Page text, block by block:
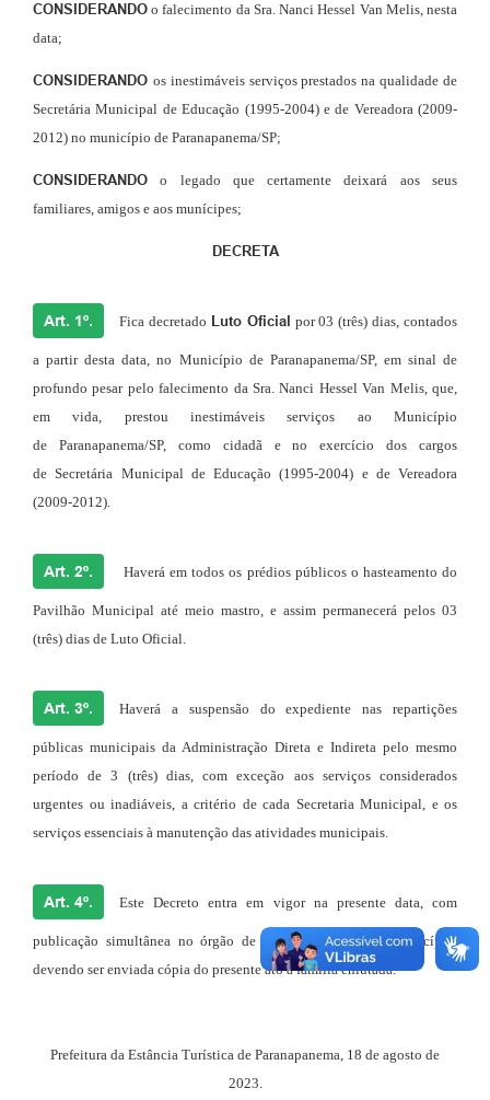
CONSIDERANDO o falecimento da Sra. Nanci Hessel Van Melis, nesta
data;
CONSIDERANDO os inestimáveis serviços prestados na qualidade de
Secretária Municipal de Educação (1995-2004) e de Vereadora (2009-
2012) no município de Paranapanema/SP;
CONSIDERANDO
o legado que certamente deixará aos seus
familiares, amigos e aos munícipes;
DECRETA
Art. 1º. Fica decretado Luto Oficial por 03 (três) dias, contados
a partir desta data, no Município de Paranapanema/SP, em sinal de
profundo pesar pelo falecimento daSra.Nanci Hessel Van Melis, que,
em vida, prestou inestimáveis serviços ao Município
de
Paranapanema/SP, como cidadã e no exercício dos cargos
de Secretária Municipal de Educação (1995-2004) e de Vereadora
(2009-2012).
Art. 2º. Haverá em todos os prédios públicos o hasteamento do
Pavilhão Municipal até meio mastro, e assim permanecerá pelos 03
(três) dias de Luto Oficial.
Art. 3º. Haverá a suspensão do expediente nas repartições
públicas municipais da Administração Direta e Indireta pelo mesmo
período de 3 (três) dias, com exceção aos serviços considerados
urgentes ou inadiáveis, a critério de cada Secretaria Municipal, e os
serviços essenciais à manutenção das atividades municipais.
Art. 4º. Este Decreto entra em vigor na presente data, com
publicação simultânea no órgão de
imprensa oficial do município,
devendo ser enviada cópia do presente ato à família enlutada.
Prefeitura da Estância Turística de Paranapanema, 18 de agosto de
2023.